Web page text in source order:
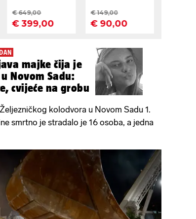
majke čija je
Novom Sadu:
cvijeće na grobu
kolodvora u Novom Sadu 1.
smrtno je stradalo je 16 osoba, a jedna